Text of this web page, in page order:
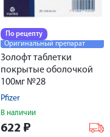
По рецепту
Оригинальный препарат
Золофт таблетки
покрытые оболочкой
100мг №28
Pfizer
В наличии
622 ₽